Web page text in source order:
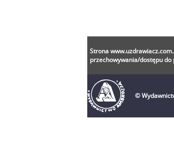
Strona
przechowywania/dostępu do
©